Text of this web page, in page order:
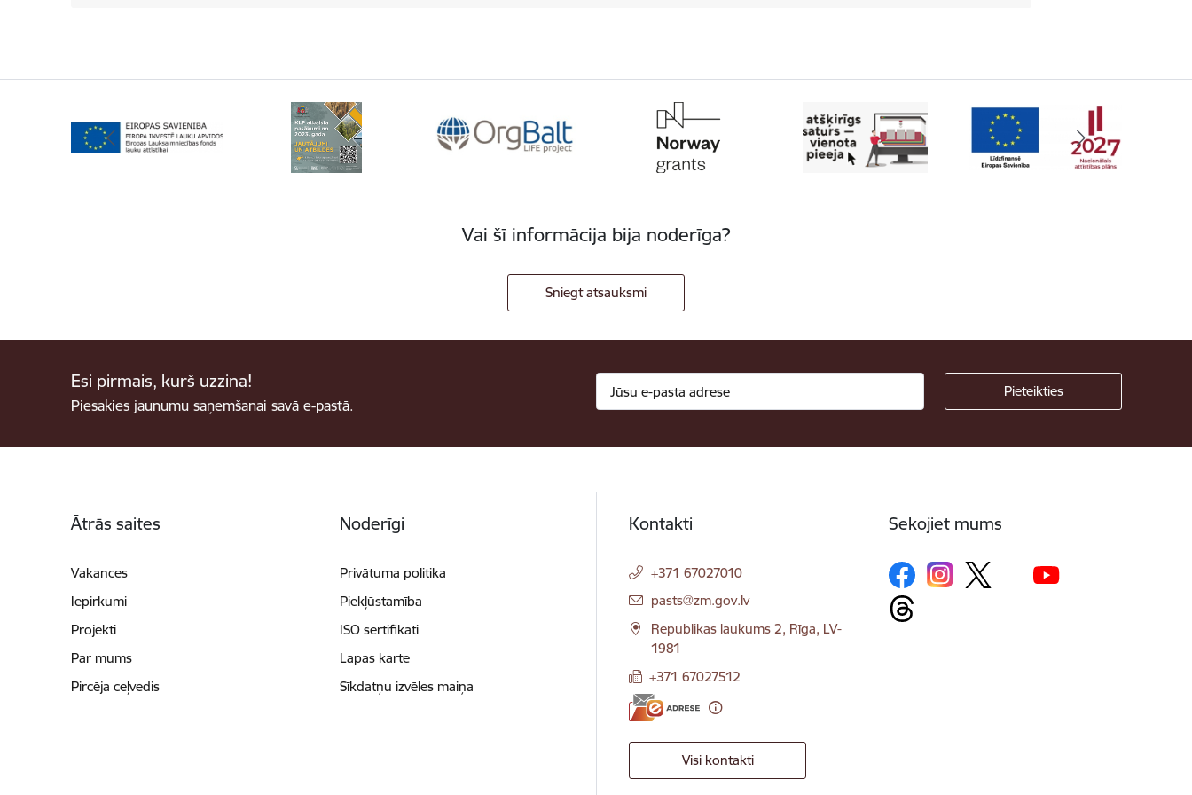
Vai šī informācija bija noderīga?
Sniegt atsauksmi
Esi pirmais, kurš uzzina!
Piesakies jaunumu saņemšanai savā e-pastā.
Ātrās saites
Vakances
Iepirkumi
Projekti
Par mums
Pircēja ceļvedis
Noderīgi
Privātuma politika
Piekļūstamība
ISO sertifikāti
Lapas karte
Sīkdatņu izvēles maiņa
Kontakti
+371 67027010
E-pasts:
pasts@zm.gov.lv
Republikas laukums 2, Rīga, LV-
1981
+371 67027512
Visi kontakti
Sekojiet mums